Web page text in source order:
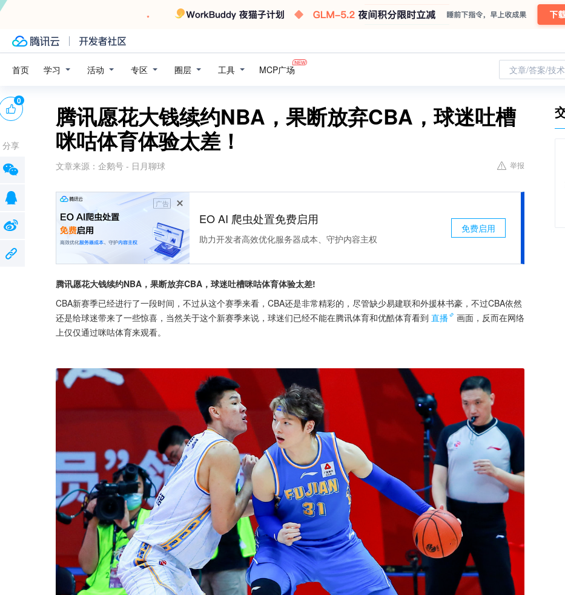
首页 学习 活动 专区 圈层 工具 MCP广场 文章/答案/技
腾讯愿花大钱续约NBA，果断放弃CBA，球迷吐槽
咪咕体育体验太差！
文章来源： 企鹅号 - 日月聊球 举报
广告
EO AI 爬虫处置免费启用
助力开发者高效优化服务器成本、守护内容主权
免费启用
腾讯愿花大钱续约NBA，果断放弃CBA，球迷吐槽咪咕体育体验太差!
CBA新赛季已经进行了一段时间，不过从这个赛季来看，CBA还是非常精彩的，尽管缺少易建联和外援林书豪，不过CBA依然
还是给球迷带来了一些惊喜，当然关于这个新赛季来说，球迷们已经不能在腾讯体育和优酷体育看到 直播
画面，反而在网络
上仅仅通过咪咕体育来观看。
0
分享